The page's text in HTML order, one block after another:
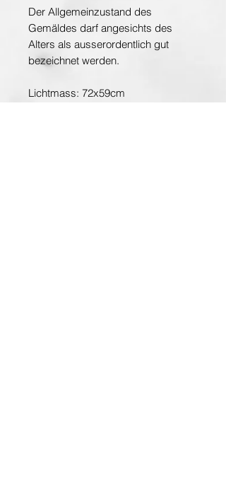
Der Allgemeinzustand des
Gemäldes darf angesichts des
Alters als ausserordentlich gut
bezeichnet werden.
Lichtmass: 72x59cm